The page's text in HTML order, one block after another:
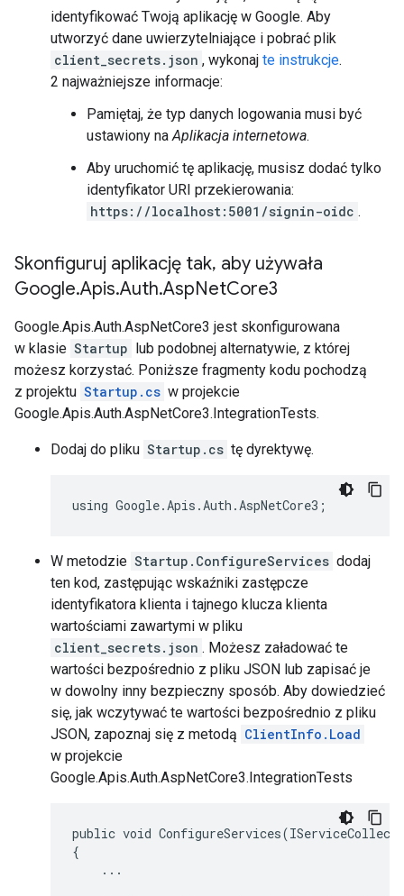
identyfikować Twoją aplikację w Google. Aby
utworzyć dane uwierzytelniające i pobrać plik
client_secrets.json , wykonaj te instrukcje.
2 najważniejsze informacje:
Pamiętaj, że typ danych logowania musi być
ustawiony naAplikacja internetowa.
Aby uruchomić tę aplikację, musisz dodać tylko
identyfikator URI przekierowania:
https://localhost:5001/signin-oidc .
Skonfiguruj aplikację tak, aby używała
Google.Apis.Auth.AspNetCore3
Google.Apis.Auth.AspNetCore3 jest skonfigurowana
w klasie Startup lub podobnej alternatywie, z której
możesz korzystać. Poniższe fragmenty kodu pochodzą
z projektu Startup.cs w projekcie
Google.Apis.Auth.AspNetCore3.IntegrationTests.
Dodaj do pliku Startup.cs tę dyrektywę.
using Google.Apis.Auth.AspNetCore3;
W metodzie Startup.ConfigureServices dodaj
ten kod, zastępując wskaźniki zastępcze
identyfikatora klienta i tajnego klucza klienta
wartościami zawartymi w pliku
client_secrets.json . Możesz załadować te
wartości bezpośrednio z pliku JSON lub zapisać je
w dowolny inny bezpieczny sposób. Aby dowiedzieć
się, jak wczytywać te wartości bezpośrednio z pliku
JSON, zapoznaj się z metodą ClientInfo.Load
w projekcie
Google.Apis.Auth.AspNetCore3.IntegrationTests
public void
{
    ...